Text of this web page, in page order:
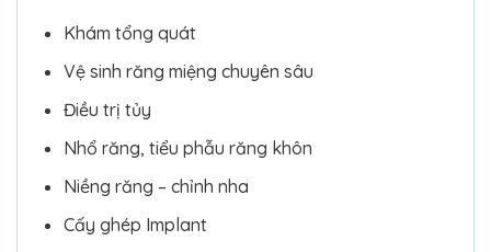
Khám tổng quát
Vệ sinh răng miệng chuyên sâu
Điều trị tủy
Nhổ răng, tiểu phẫu răng khôn
Niềng răng – chỉnh nha
Cấy ghép Implant